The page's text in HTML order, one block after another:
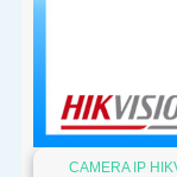
CAMERA IP